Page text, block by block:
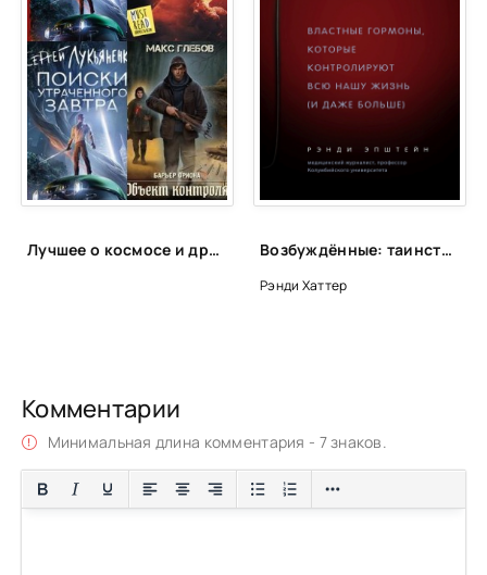
Лучшее о космосе и других планетах Возбуждённые: таинственная история эндокринологии. Властные гормоны, которые контролируют всю нашу жизнь (и даже больше) - Хаттер Рэнди
Рэнди Хаттер
Комментарии
Минимальная длина комментария - 7 знаков.